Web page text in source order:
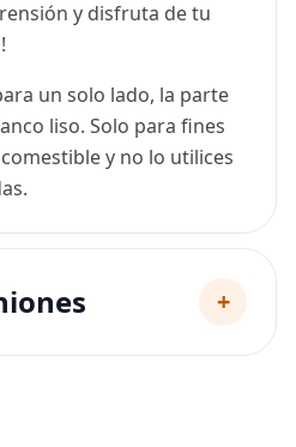
y disfruta de tu
un solo lado, la parte
liso. Solo para fines
y no lo utilices
+